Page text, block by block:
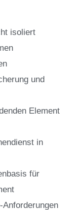
isoliert
und
Element
in
für